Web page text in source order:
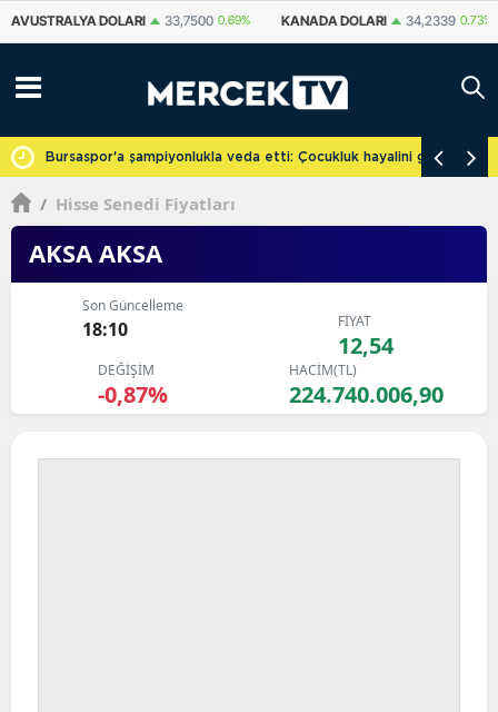
KANADA DOLARI 34,2339 0.73% İSVIÇRE FRANKI 59,1179 0.82%
Bursaspor'a şampiyonlukla veda etti: Çocukluk hayalini
/ Hisse Senedi Fiyatları
AKSA AKSA
Son Güncelleme
18:10 FİYAT
12,54
DEĞİŞİM
-0,87%
HACİM(TL)
224.740.006,90